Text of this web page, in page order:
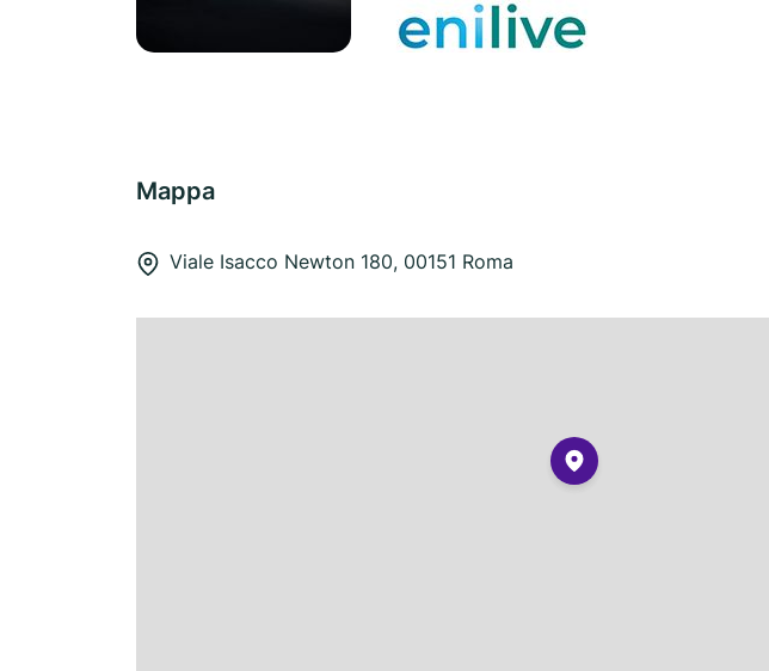
Mappa
Viale Isacco Newton 180, 00151 Roma